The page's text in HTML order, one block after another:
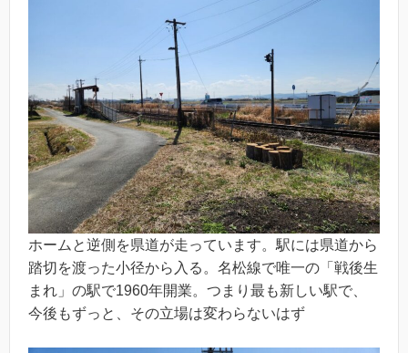
ホームと逆側を県道が走っています。駅には県道から
踏切を渡った小径から入る。名松線で唯一の「戦後生
まれ」の駅で1960年開業。つまり最も新しい駅で、
今後もずっと、その立場は変わらないはず